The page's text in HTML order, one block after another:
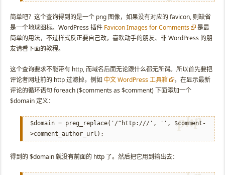
简单吧？这个查询得到的是一个 png 图像，如果没有对应的 favicon, 则缺省
是一个地球图标。WordPress 插件 Favicon Images for Comments
是最
简单的用法，不过样式反正要自己改，喜欢动手的朋友、非 WordPress 的朋
友请看下面的教程。
这个查询要求不能带有 http, 而域名后面无论跟什么都无所谓。所以首先要把
评论者网址前的 http 过滤掉，例如 中文 WordPress 工具箱
，在显示最新
评论的循环语句 foreach ($comments as $comment) 下面添加一个
$domain 定义：
$domain = preg_replace('/^http:///', '', $comment-
>comment_author_url);
得到的 $domain 就没有前面的 http 了。然后把它用到输出去：